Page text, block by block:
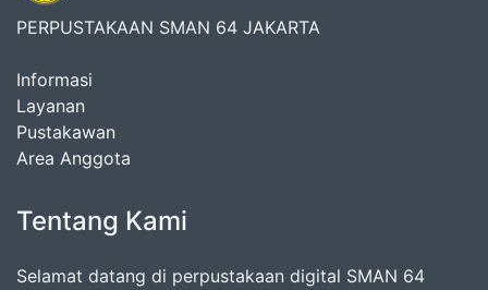
PERPUSTAKAAN SMAN 64 JAKARTA
Informasi
Layanan
Pustakawan
Area Anggota
Tentang Kami
Selamat datang di perpustakaan digital SMAN 64